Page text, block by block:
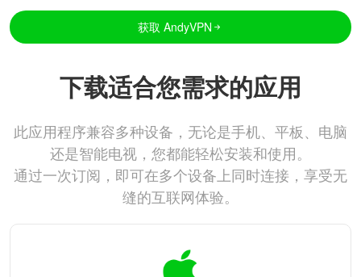
获取 AndyVPN
下载适合您需求的应用
此应用程序兼容多种设备，无论是手机、平板、电脑
还是智能电视，您都能轻松安装和使用。
通过一次订阅，即可在多个设备上同时连接，享受无
缝的互联网体验。